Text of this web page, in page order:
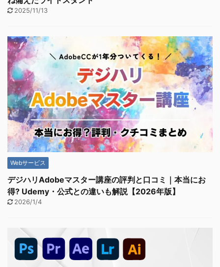
2025/11/13
Webサービス
デジハリAdobeマスター講座の評判と口コミ｜本当にお
得? Udemy・公式との違いも解説【2026年版】
2026/1/4